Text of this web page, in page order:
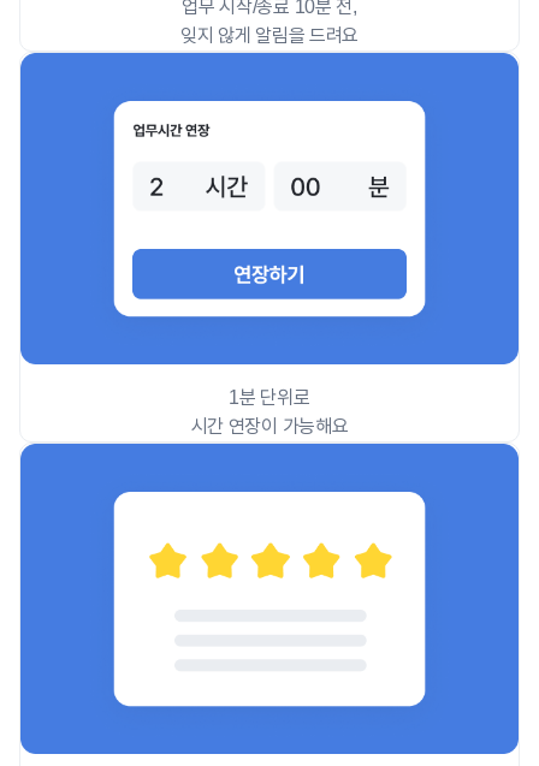
업무 시작/종료 10분 전,
잊지 않게 알림을 드려요
1분 단위로
시간 연장이 가능해요